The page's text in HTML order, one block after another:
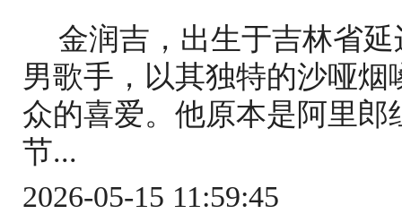
金润吉，出生于吉林省
男歌手，以其独特的沙哑
众的喜爱。他原本是阿里
节...
2026-05-15 11:59:45